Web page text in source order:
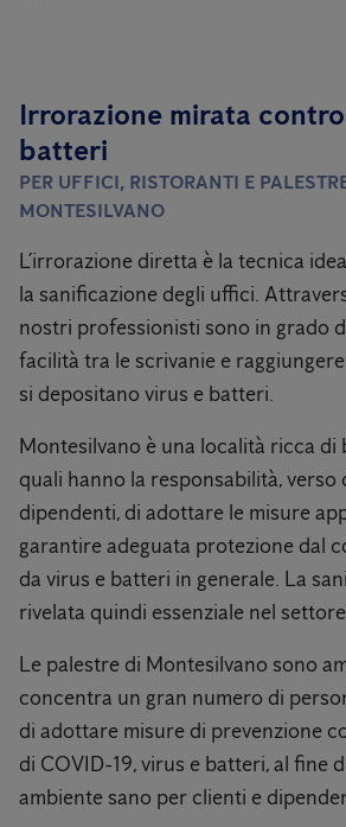
Irrorazione mirata
batteri
PER UFFICI, RISTORANTI E
MONTESILVANO
L’irrorazione diretta è la tecnica
la sanificazione degli uffici.
nostri professionisti sono in grado
facilità tra le scrivanie e
si depositano virus e batteri.
Montesilvano è una località ricca di
quali hanno la responsabilità, verso
dipendenti, di adottare le misure
garantire adeguata protezione dal
da virus e batteri in generale. La
rivelata quindi essenziale nel
Le palestre di Montesilvano sono
concentra un gran numero di
di adottare misure di prevenzione
di COVID-19, virus e batteri, al fine
ambiente sano per clienti e